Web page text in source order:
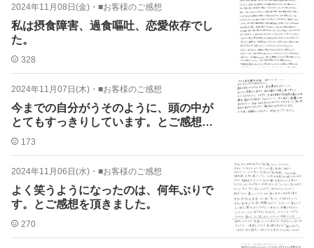
2024年11月08日(金) ・ ■お客様のご感想
私は摂食障害、過食嘔吐、恋愛依存でし
た。
328
2024年11月07日(木) ・ ■お客様のご感想
今までの自分がうそのように、頭の中が
とてもすっきりしています。とご感想を
頂きました。
173
2024年11月06日(水) ・ ■お客様のご感想
よく笑うようになったのは、何年ぶりで
す。とご感想を頂きました。
270